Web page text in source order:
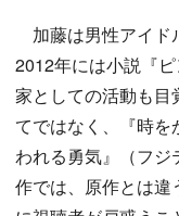
加藤は男性アイド
2012年には小説『
家としての活動も目
てではなく、『時
われる勇気』（フジ
作では、原作とは違